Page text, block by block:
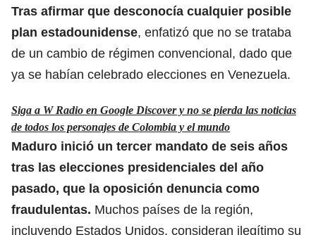
Tras afirmar que desconocía cualquier posible
plan estadounidense, enfatizó que no se trataba
de un cambio de régimen convencional, dado que
ya se habían celebrado elecciones en Venezuela.
Siga a W Radio en Google Discover y no se pierda las noticias
de todos los personajes de Colombia y el mundo
Maduro inició un tercer mandato de seis años
tras las elecciones presidenciales del año
pasado, que la oposición denuncia como
fraudulentas. Muchos países de la región,
incluyendo Estados Unidos, consideran ilegítimo su